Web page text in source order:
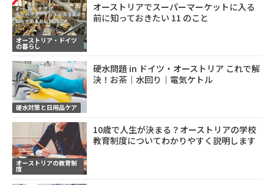
オーストリア・ドイツ
の暮らし
オーストリアでスーパーマーケットに入る
前に知っておきたい 11 のこと
硬水対策と日用品ケア
硬水問題 in ドイツ・オーストリア これで解
決！お茶｜水回り｜電気ケトル
オーストリアの教育制
度
10歳で人生が決まる？オーストリアの学校
教育制度についてわかりやすく説明します